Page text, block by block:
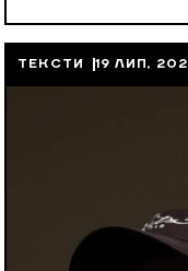
ТЕКСТИ 19 ЛИП,